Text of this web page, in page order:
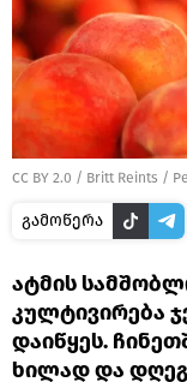
CC BY 2.0 / Britt Reints /
გამოწერა
ატმის
კულტივირება
დაიწყეს.
ხილად და